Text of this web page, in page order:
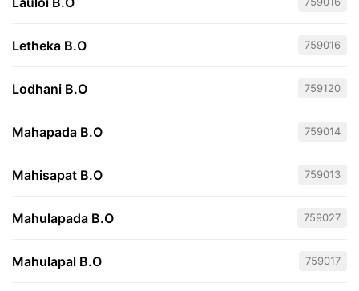
Letheka B.O 759016
Lodhani B.O 759120
Mahapada B.O 759014
Mahisapat B.O 759013
Mahulapada B.O 759027
Mahulapal B.O 759017